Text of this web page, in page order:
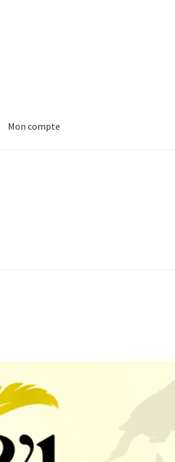
Mon compte